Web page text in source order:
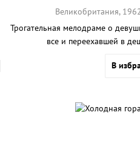
Великобритания,
Трогательная мелодраме о
все и переехавшей в
В